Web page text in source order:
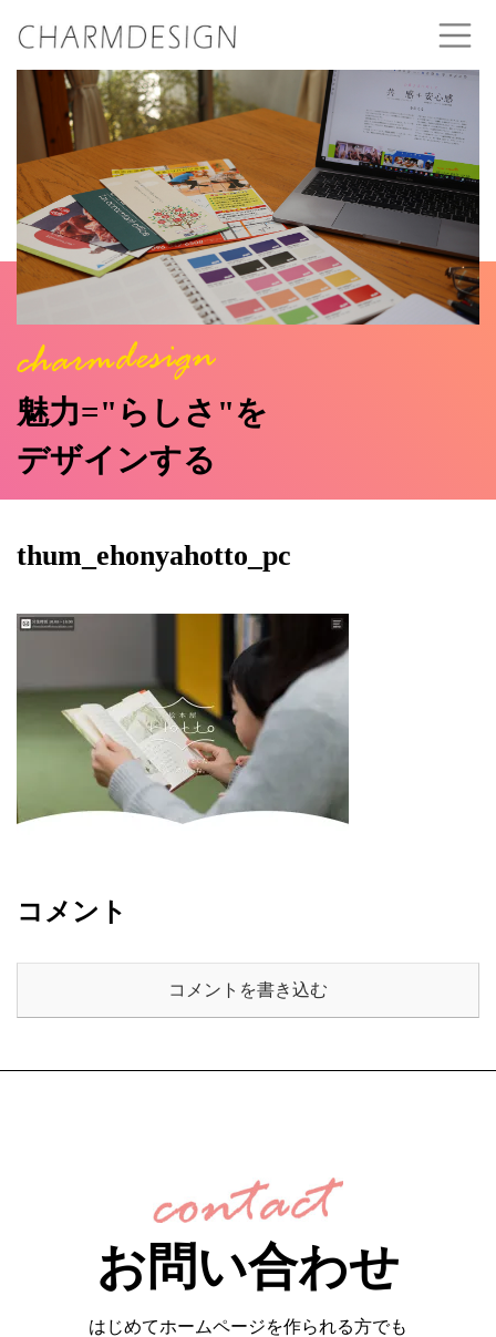
魅力="らしさ"を
デザインする
thum_ehonyahotto_pc
コメント
コメントを書き込む
お問い合わせ
はじめてホームページを作られる方でも